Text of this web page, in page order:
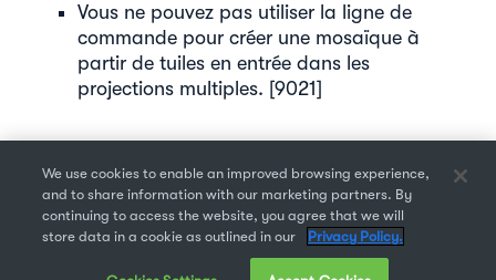
Vous ne pouvez pas utiliser la ligne de
commande pour créer une mosaïque à
partir de tuiles en entrée dans les
projections multiples. [9021]
Privacy Policy//Data Transfer Agreement//Terms Of Use
© 2024 Celartem, Inc. dba Extensis. All rights reserved.
We use cookies to enable an improved browsing experience,
and to share information with our marketing partners. By
continuing to access the website, you agree that we will
store data in a cookie as outlined in our
Privacy Policy.